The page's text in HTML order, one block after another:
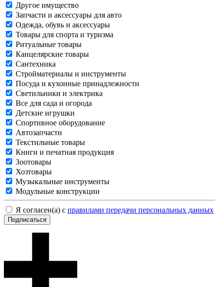
Другое имущество
Запчасти и аксессуары для авто
Одежда, обувь и аксессуары
Товары для спорта и туризма
Ритуальные товары
Канцелярские товары
Сантехника
Стройматериалы и инструменты
Посуда и кухонные принадлежности
Светильники и электрика
Все для сада и огорода
Детские игрушки
Спортивное оборудование
Автозапчасти
Текстильные товары
Книги и печатная продукция
Зоотовары
Хозтовары
Музыкальные инструменты
Модульные конструкции
Я согласен(а) с правилами передачи персональных данных
Подписаться